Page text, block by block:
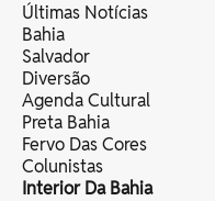
Últimas Notícias
Bahia
Salvador
Diversão
Agenda Cultural
Preta Bahia
Fervo Das Cores
Colunistas
Interior Da Bahia